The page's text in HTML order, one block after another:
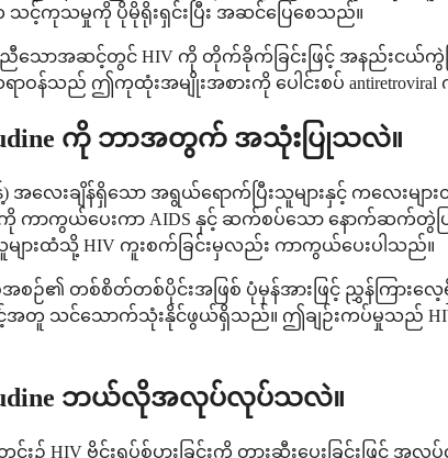
သင့်ကုသမှုကို ပိုမိုရိုးရှင်းပြီး အဆင်ပြေစေသည်။
ာအဆင့်တွင် HIV ကို တိုက်ခိုက်ခြင်းဖြင့် အနည်းငယ်ကွဲပြ
န်သည် ဤကုထုံးအမျိုးအစားကို ပေါင်းစပ်
ကို ဘာအတွက် အသုံးပြုသလဲ။
အလေးချိန်ရှိသော အရွယ်ရောက်ပြီးသူများနှင့် ကလေ
နစ်ကို ကာကွယ်ပေးကာ AIDS နှင့် ဆက်စပ်သော နောက်ဆ
များထံသို့ HIV ကူးစက်ခြင်းမှလည်း ကာကွယ်ပေးပါသည်။
အစဉ်၏ တစ်စိတ်တစ်ပိုင်းအဖြစ် ပုံမှန်အားဖြင့် ညွှန်က
တူ သင်သောက်သုံးနိုင်ဖွယ်ရှိသည်။ ဤချဉ်းကပ်မှုသည် HIV ရှိ
ဘယ်လိုအလုပ်လုပ်သလဲ။
HIV ဗိုင်းရပ်စ်ပွားခြင်းကို တားဆီးပေးခြင်းဖြင့် အ